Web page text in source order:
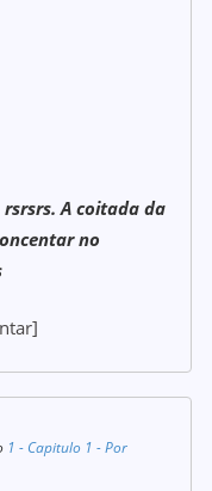
A coitada da
no
1 - Capitulo 1 - Por